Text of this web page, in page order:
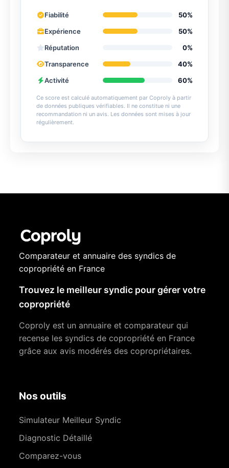
Fiabilité
50%
Expérience
50%
Réputation
0%
Transparence
40%
Activité
60%
Ce score est calculé automatiquement par Coproly à partir
de données publiques vérifiables. Il ne constitue ni une
recommandation ni un avis. Les données sont mises à jour
régulièrement.
Comparateur et annuaire des syndics de
copropriété en France
Trouvez le meilleur syndic pour gérer votre
copropriété
Coproly est un annuaire et comparateur qui
recense les syndics de copropriété en France
grâce aux avis modérés des copropriétaires.
Nos outils
Simulateur Meilleur Syndic
Diagnostic Détaillé
Comparez-vous